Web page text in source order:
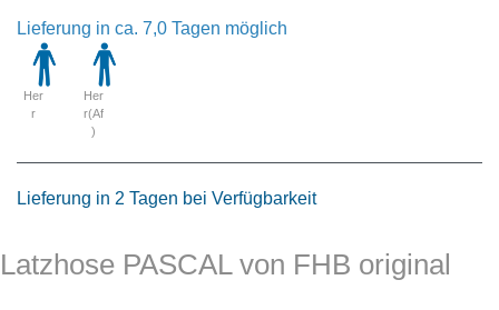
Lieferung in ca. 7,0 Tagen möglich
Her
r
Her
r(Af
)
Lieferung in 2 Tagen bei Verfügbarkeit
Latzhose PASCAL von FHB original